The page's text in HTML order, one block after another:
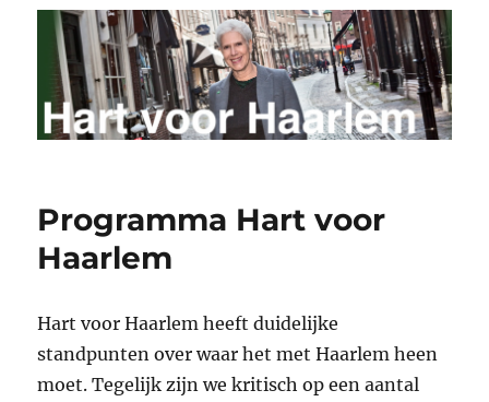
Hart voor Haarlem
Programma Hart voor
Haarlem
Hart voor Haarlem heeft duidelijke
standpunten over waar het met Haarlem heen
moet. Tegelijk zijn we kritisch op een aantal